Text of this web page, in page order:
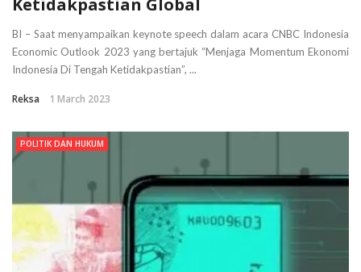
Ketidakpastian Global
BI – Saat menyampaikan keynote speech dalam acara CNBC Indonesia
Economic Outlook 2023 yang bertajuk “Menjaga Momentum Ekonomi
Indonesia Di Tengah Ketidakpastian”, ...
Reksa 1 March 2023
POLITIK DAN HUKUM